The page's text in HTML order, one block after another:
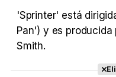
'Sprinter' está
Pan') y es
Smith.